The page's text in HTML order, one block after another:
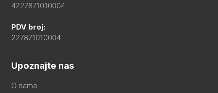
4227871010004
PDV broj:
227871010004
Upoznajte nas
O nama